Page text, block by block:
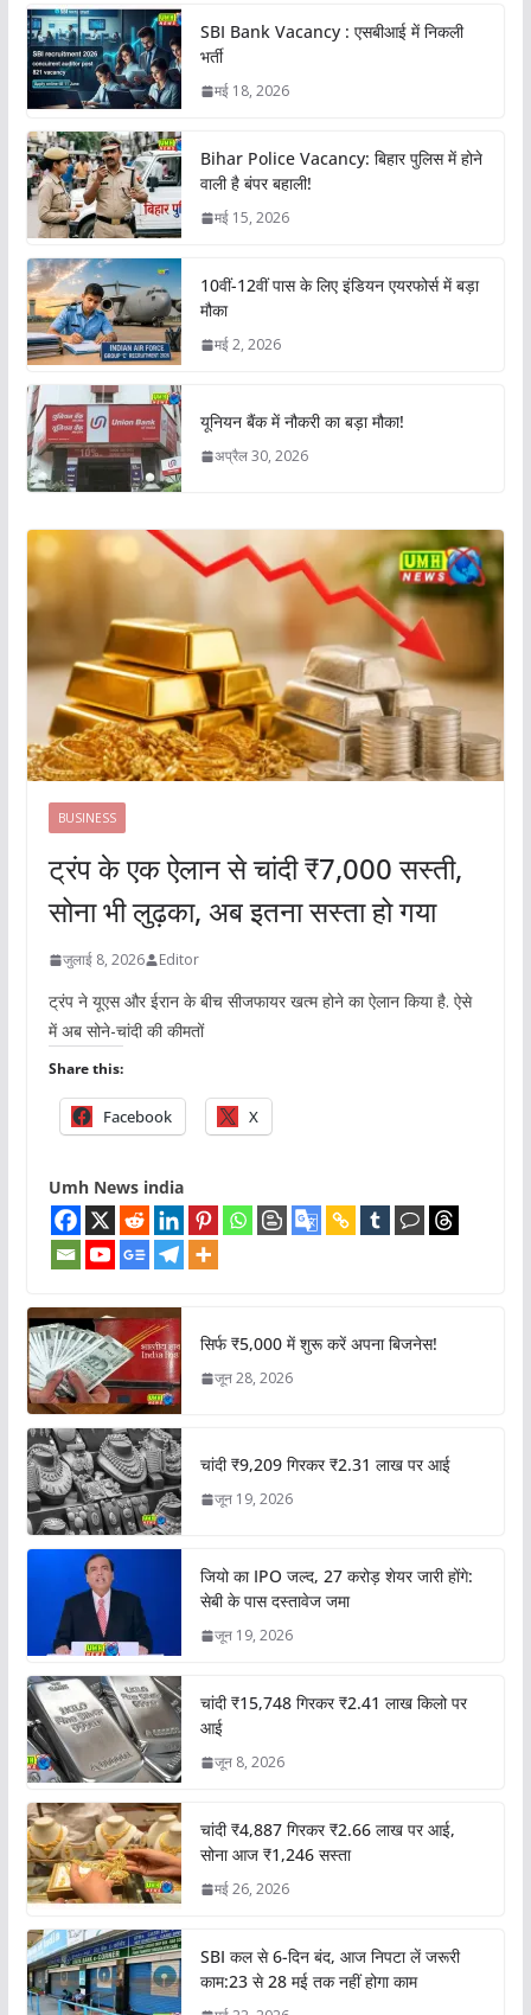
SBI Bank Vacancy : एसबीआई में निकली
भर्ती
मई 18, 2026
Bihar Police Vacancy: बिहार पुलिस में होने
वाली है बंपर बहाली!
मई 15, 2026
10वीं-12वीं पास के लिए इंडियन एयरफोर्स में बड़ा
मौका
मई 2, 2026
यूनियन बैंक में नौकरी का बड़ा मौका!
अप्रैल 30, 2026
BUSINESS
ट्रंप के एक ऐलान से चांदी ₹7,000 सस्ती,
सोना भी लुढ़का, अब इतना सस्ता हो गया
जुलाई 8, 2026 Editor
ट्रंप ने यूएस और ईरान के बीच सीजफायर खत्म होने का ऐलान किया है. ऐसे
में अब सोने-चांदी की कीमतों
Share this:
Facebook X
Umh News india
सिर्फ ₹5,000 में शुरू करें अपना बिजनेस!
जून 28, 2026
चांदी ₹9,209 गिरकर ₹2.31 लाख पर आई
जून 19, 2026
जियो का IPO जल्द, 27 करोड़ शेयर जारी होंगे:
सेबी के पास दस्तावेज जमा
जून 19, 2026
चांदी ₹15,748 गिरकर ₹2.41 लाख किलो पर
आई
जून 8, 2026
चांदी ₹4,887 गिरकर ₹2.66 लाख पर आई,
सोना आज ₹1,246 सस्ता
मई 26, 2026
SBI कल से 6-दिन बंद, आज निपटा लें जरूरी
काम:23 से 28 मई तक नहीं होगा काम